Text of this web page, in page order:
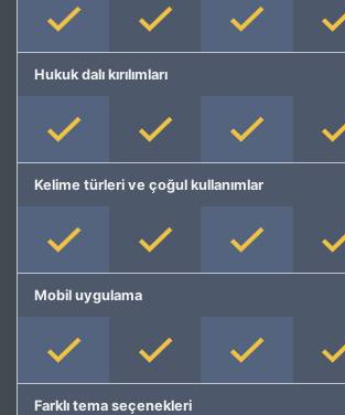
Hukuk dalı kırılımları
Kelime türleri ve çoğul kullanımlar
Mobil uygulama
Farklı tema seçenekleri